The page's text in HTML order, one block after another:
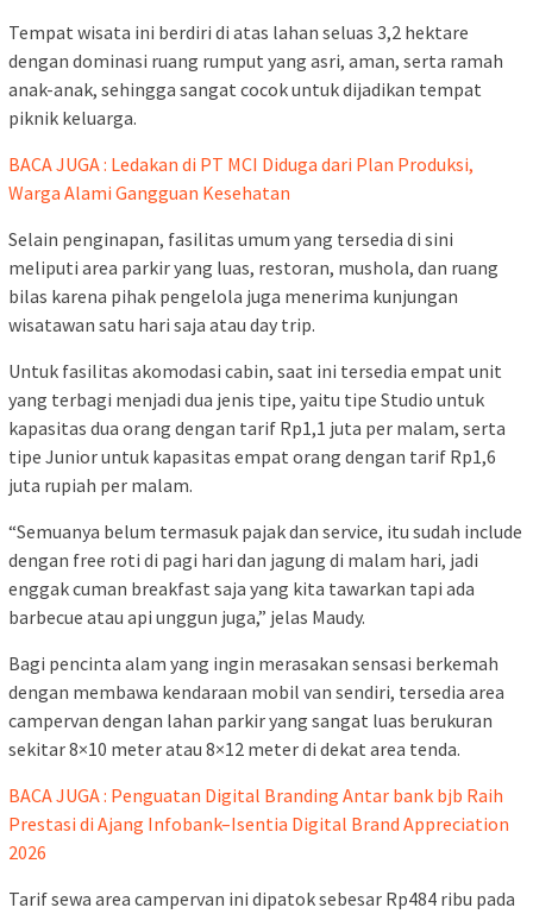
Tempat wisata ini berdiri di atas lahan seluas 3,2 hektare
dengan dominasi ruang rumput yang asri, aman, serta ramah
anak-anak, sehingga sangat cocok untuk dijadikan tempat
piknik keluarga.
BACA JUGA : Ledakan di PT MCI Diduga dari Plan Produksi,
Warga Alami Gangguan Kesehatan
Selain penginapan, fasilitas umum yang tersedia di sini
meliputi area parkir yang luas, restoran, mushola, dan ruang
bilas karena pihak pengelola juga menerima kunjungan
wisatawan satu hari saja atau day trip.
Untuk fasilitas akomodasi cabin, saat ini tersedia empat unit
yang terbagi menjadi dua jenis tipe, yaitu tipe Studio untuk
kapasitas dua orang dengan tarif Rp1,1 juta per malam, serta
tipe Junior untuk kapasitas empat orang dengan tarif Rp1,6
juta rupiah per malam.
“Semuanya belum termasuk pajak dan service, itu sudah include
dengan free roti di pagi hari dan jagung di malam hari, jadi
enggak cuman breakfast saja yang kita tawarkan tapi ada
barbecue atau api unggun juga,” jelas Maudy.
Bagi pencinta alam yang ingin merasakan sensasi berkemah
dengan membawa kendaraan mobil van sendiri, tersedia area
campervan dengan lahan parkir yang sangat luas berukuran
sekitar 8×10 meter atau 8×12 meter di dekat area tenda.
BACA JUGA : Penguatan Digital Branding Antar bank bjb Raih
Prestasi di Ajang Infobank–Isentia Digital Brand Appreciation
2026
Tarif sewa area campervan ini dipatok sebesar Rp484 ribu pada